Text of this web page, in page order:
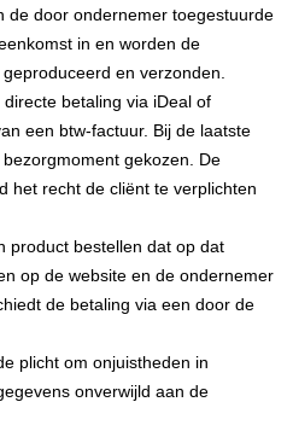
de door ondernemer toegestuurde
in en worden de
en verzonden.
betaling via iDeal of
een btw-factuur. Bij de laatste
gekozen. De
het recht de cliënt te verplichten
product bestellen dat op dat
op de website en de ondernemer
de betaling via een door de
plicht om onjuistheden in
onverwijld aan de